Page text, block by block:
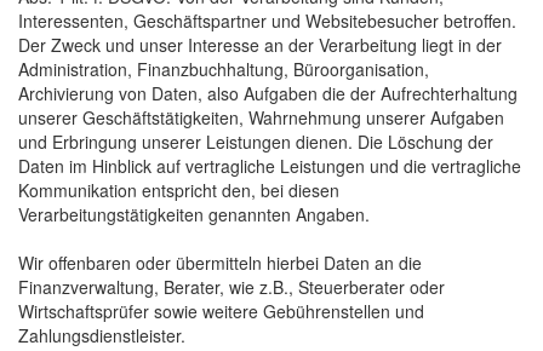
Interessenten, Geschäftspartner und Websitebesucher betroffen.
Der Zweck und unser Interesse an der Verarbeitung liegt in der
Administration, Finanzbuchhaltung, Büroorganisation,
Archivierung von Daten, also Aufgaben die der Aufrechterhaltung
unserer Geschäftstätigkeiten, Wahrnehmung unserer Aufgaben
und Erbringung unserer Leistungen dienen. Die Löschung der
Daten im Hinblick auf vertragliche Leistungen und die vertragliche
Kommunikation entspricht den, bei diesen
Verarbeitungstätigkeiten genannten Angaben.
Wir offenbaren oder übermitteln hierbei Daten an die
Finanzverwaltung, Berater, wie z.B., Steuerberater oder
Wirtschaftsprüfer sowie weitere Gebührenstellen und
Zahlungsdienstleister.